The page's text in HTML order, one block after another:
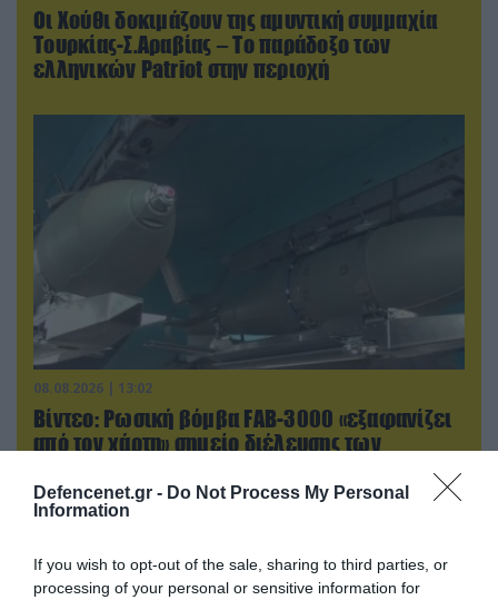
Defencenet.gr - Do Not Process My Personal
Information
If you wish to opt-out of the sale, sharing to third parties, or
processing of your personal or sensitive information for
Οι Χούθι δοκιμάζουν της αμυντική συμμαχία
Τουρκίας-Σ.Αραβίας – Το παράδοξο των
ελληνικών Patriot στην περιοχή
08.08.2026 | 13:02
Βίντεο: Ρωσική βόμβα FAB-3000 «εξαφανίζει
από τον χάρτη» σημείο διέλευσης των
ΠΟΛΙΤΙΚΗ